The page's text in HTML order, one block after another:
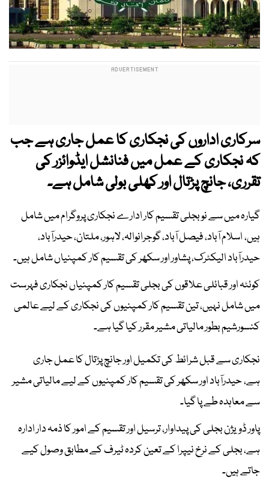
سرکاری اداروں کی نجکاری کا عمل جاری ہے جب
کہ نجکاری کے عمل میں فنانشل ایڈوائزر کی
تقرری، جانچ پڑتال اور کھلی بولی شامل ہے۔
گیارہ میں سے نو بجلی تقسیم کار ادارے نجکاری پروگرام میں شامل
ہیں، اسلام آباد، فیصل آباد، گوجرانوالہ، لاہور، ملتان، حیدرآباد،
حیدرآباد الیکٹرک، پشاور اور سکھر کی تقسیم کار کمپنیاں شامل ہیں۔
کوئٹہ اور قبائلی علاقوں کی بجلی تقسیم کار کمپنیاں نجکاری فہرست
میں شامل نہیں، تین تقسیم کار کمپنیوں کی نجکاری کے لیے عالمی
کنسورشیم بطور مالیاتی مشیر مقرر کیا گیا ہے۔
نجکاری سے قبل شرائط کی تکمیل اور جانچ پڑتال کا عمل جاری
ہے، حیدرآباد اور سکھر کی تقسیم کار کمپنیوں کے لیے مالیاتی مشیر
سے معاہدہ طے پا گیا۔
پاور ڈویژن بجلی کی پیداوار، ترسیل اور تقسیم کے امور کا ذمہ دار ادارہ
ہے، بجلی کے نرخ نیپرا کے تعین کردہ ٹیرف کے مطابق وصول کیے
جاتے ہیں۔